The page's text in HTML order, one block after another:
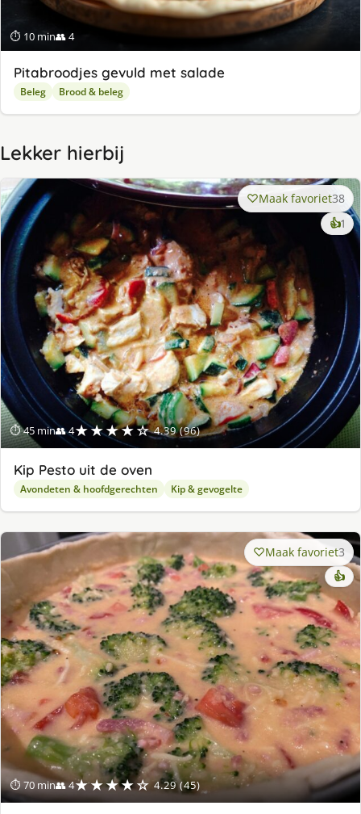
⏱ 10 min👥 4
Pitabroodjes gevuld met salade
Beleg Brood & beleg
Lekker hierbij
⏱ 45 min👥 4★★★★☆ 4.39 (96)
Maak favoriet38
👍1
Kip Pesto uit de oven
Avondeten & hoofdgerechten Kip & gevogelte
⏱ 70 min👥 4★★★★☆ 4.29 (45)
Maak favoriet3
👍